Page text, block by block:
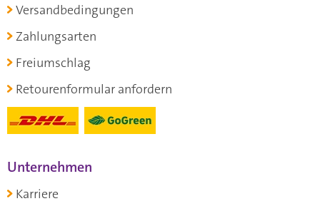
Versandbedingungen
Zahlungsarten
Freiumschlag
Retourenformular anfordern
Unternehmen
Karriere